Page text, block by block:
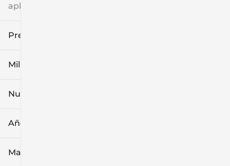
aplicados
Precio
Millaje
Nuevo o usado
Año
Marca